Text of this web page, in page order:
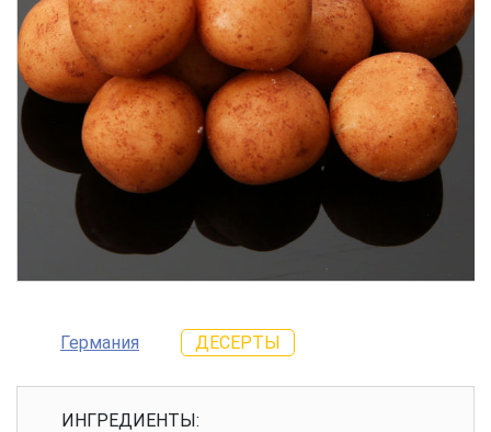
Германия ДЕСЕРТЫ
ИНГРЕДИЕНТЫ: